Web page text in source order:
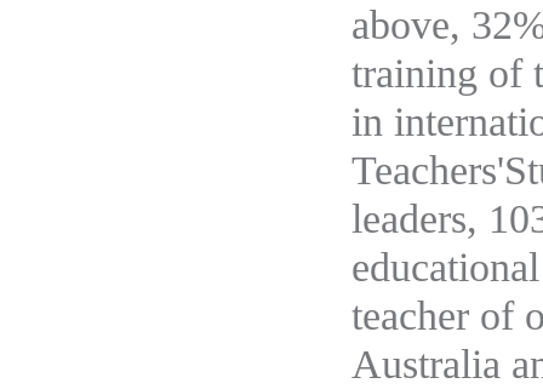
above,
training of
in
leaders,
teacher of
Australia